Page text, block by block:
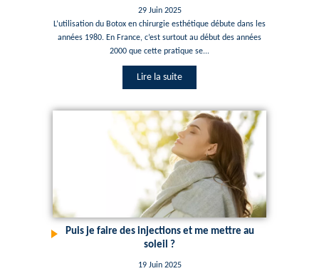
29 Juin 2025
L’utilisation du Botox en chirurgie esthétique débute dans les
années 1980. En France, c’est surtout au début des années
2000 que cette pratique se...
Lire la suite
Puis je faire des injections et me mettre au
soleil ?
19 Juin 2025